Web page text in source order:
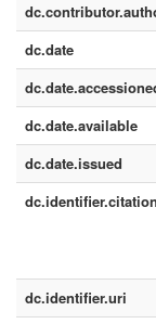
dc.date
dc.date.available
dc.date.issued
dc.identifier.citation
dc.identifier.uri